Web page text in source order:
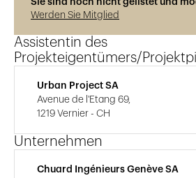
Sie sind noch nicht gelistet und
Werden Sie Mitglied
Assistentin des
Projekteigentümers/
Urban Project SA
Avenue de l'Etang 69,
1219 Vernier - CH
Unternehmen
Chuard Ingénieurs Genève SA